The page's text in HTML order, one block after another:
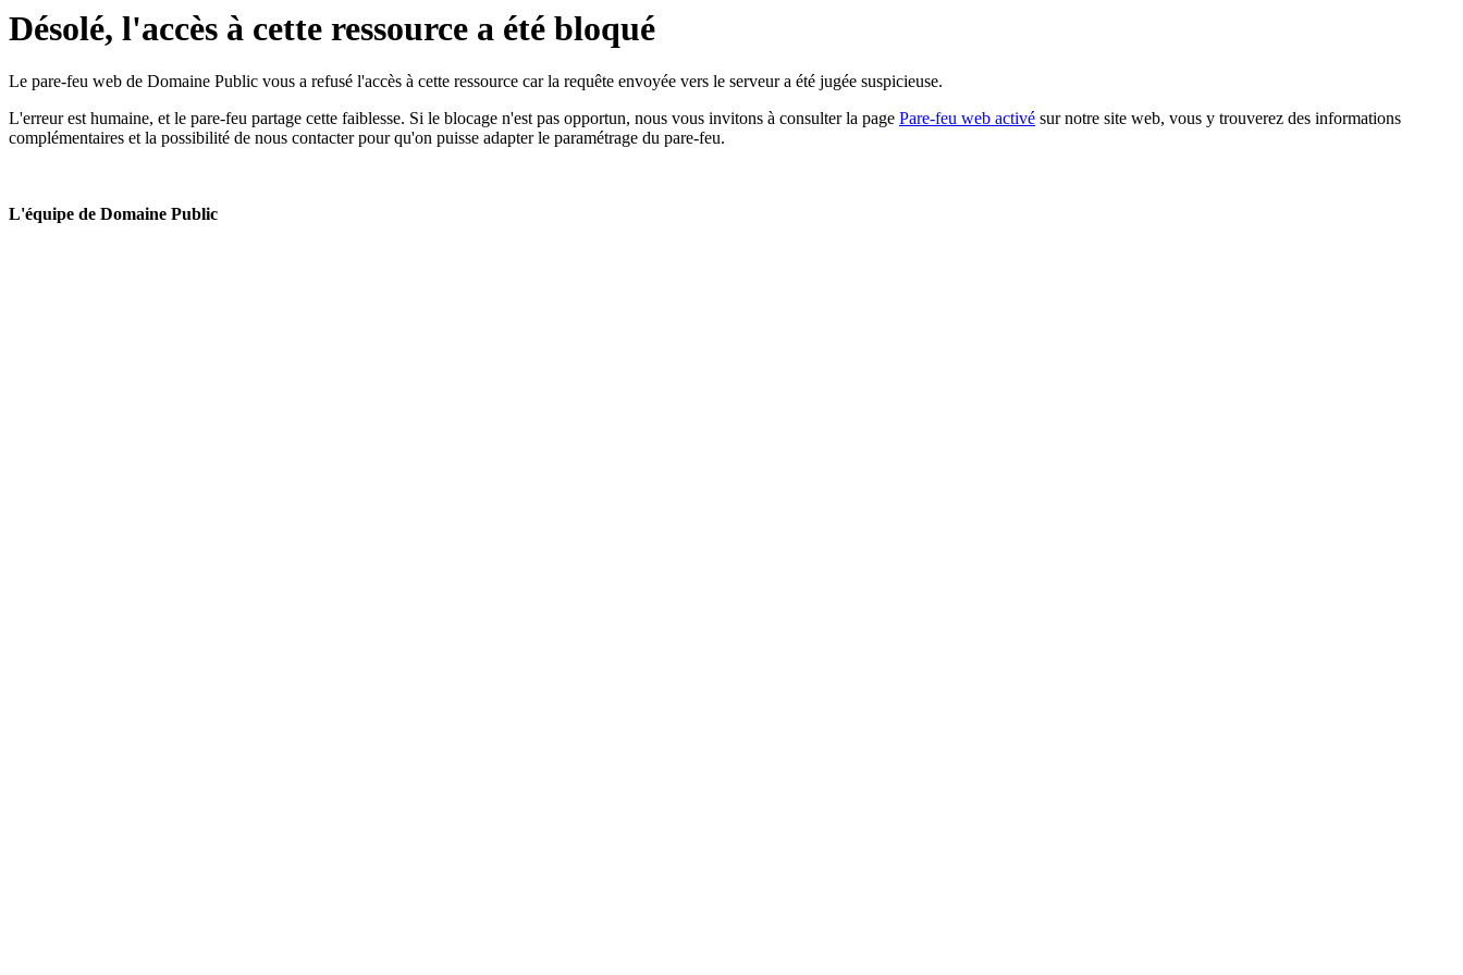
Désolé, l'accès à cette ressource a été bloqué
Le pare-feu web de Domaine Public vous a refusé l'accès à cette ressource car la requête envoyée vers le serveur a été jugée suspicieuse.
L'erreur est humaine, et le pare-feu partage cette faiblesse. Si le blocage n'est pas opportun, nous vous invitons à consulter la page Pare-feu web activé sur notre site web, vous y trouverez des informations
complémentaires et la possibilité de nous contacter pour qu'on puisse adapter le paramétrage du pare-feu.
L'équipe de Domaine Public